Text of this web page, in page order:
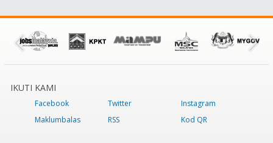
IKUTI KAMI
Facebook Twitter
Instagram
Maklumbalas
RSS Kod QR